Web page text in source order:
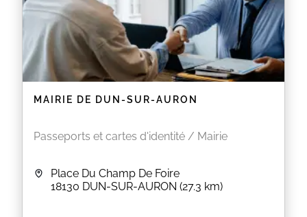
MAIRIE DE DUN-SUR-AURON
Passeports et cartes d'identité / Mairie
Place Du Champ De Foire
18130 DUN-SUR-AURON (27.3 km)